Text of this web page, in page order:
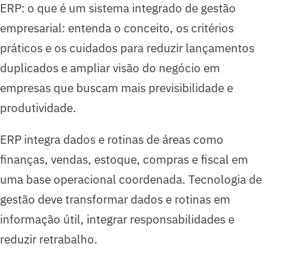
ERP: o que é um sistema integrado de gestão
empresarial: entenda o conceito, os critérios
práticos e os cuidados para reduzir lançamentos
duplicados e ampliar visão do negócio em
empresas que buscam mais previsibilidade e
produtividade.
ERP integra dados e rotinas de áreas como
finanças, vendas, estoque, compras e fiscal em
uma base operacional coordenada. Tecnologia de
gestão deve transformar dados e rotinas em
informação útil, integrar responsabilidades e
reduzir retrabalho.